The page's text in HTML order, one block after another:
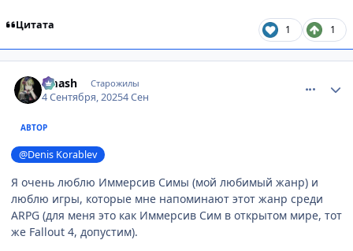
Цитата 1 1
smash Старожилы
4 Сентября, 20254 Сен
АВТОР
@Denis Korablev
Я очень люблю Иммерсив Симы (мой любимый жанр) и
люблю игры, которые мне напоминают этот жанр среди
ARPG (для меня это как Иммерсив Сим в открытом мире, тот
же Fallout 4, допустим).